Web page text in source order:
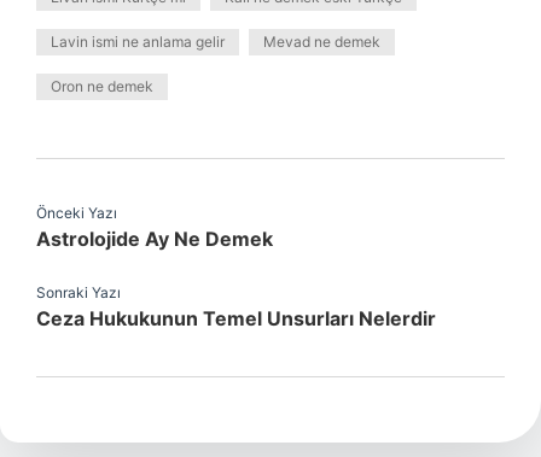
Lavin ismi ne anlama gelir Mevad ne demek
Oron ne demek
Önceki Yazı
Astrolojide Ay Ne Demek
Sonraki Yazı
Ceza Hukukunun Temel Unsurları Nelerdir